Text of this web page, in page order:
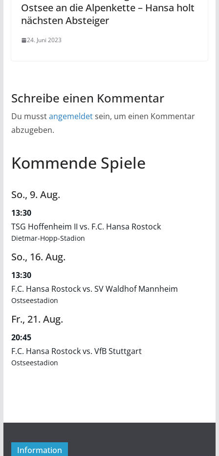
Ostsee an die Alpenkette – Hansa holt
nächsten Absteiger
24. Juni 2023
Schreibe einen Kommentar
Du musstangemeldetsein, um einen Kommentar
abzugeben.
Kommende Spiele
So., 9. Aug.
13:30
TSG Hoffenheim II vs. F.C. Hansa Rostock
Dietmar-Hopp-Stadion
So., 16. Aug.
13:30
F.C. Hansa Rostock vs. SV Waldhof Mannheim
Ostseestadion
Fr., 21. Aug.
20:45
F.C. Hansa Rostock vs. VfB Stuttgart
Ostseestadion
Information